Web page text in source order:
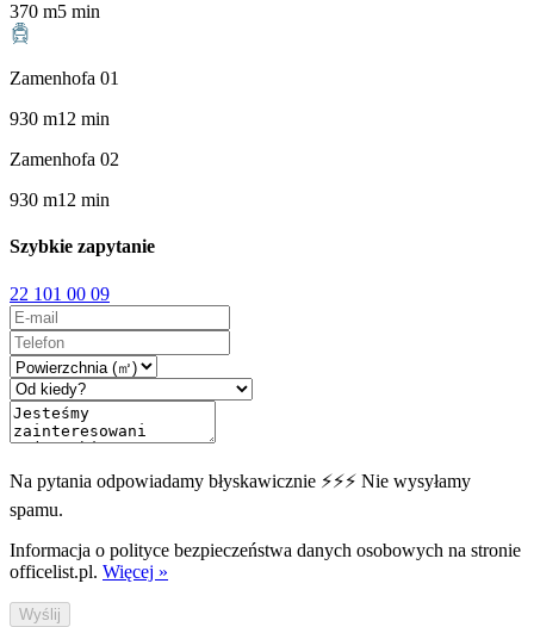
370 m5 min
Zamenhofa 01
930 m12 min
Zamenhofa 02
930 m12 min
Szybkie zapytanie
22 101 00 09
Na pytania odpowiadamy błyskawicznie ⚡⚡⚡ Nie wysyłamy
spamu.
Informacja o polityce bezpieczeństwa danych osobowych na stronie
officelist.pl. Więcej »
Wyślij